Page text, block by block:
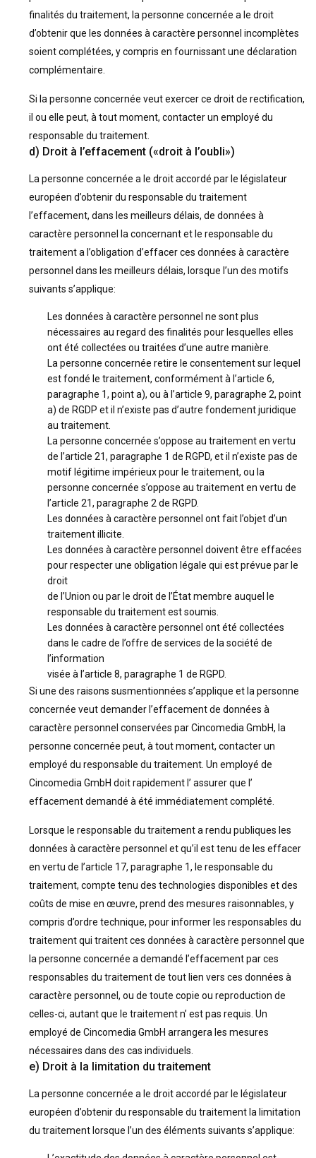
finalités du traitement, la personne concernée a le droit
d’obtenir que les données à caractère personnel incomplètes
soient complétées, y compris en fournissant une déclaration
complémentaire.
Si la personne concernée veut exercer ce droit de rectification,
il ou elle peut, à tout moment, contacter un employé du
responsable du traitement.
d) Droit à l’effacement («droit à l’oubli»)
La personne concernée a le droit accordé par le législateur
européen d’obtenir du responsable du traitement
l’effacement, dans les meilleurs délais, de données à
caractère personnel la concernant et le responsable du
traitement a l’obligation d’effacer ces données à caractère
personnel dans les meilleurs délais, lorsque l’un des motifs
suivants s’applique:
Les données à caractère personnel ne sont plus
nécessaires au regard des finalités pour lesquelles elles
ont été collectées ou traitées d’une autre manière.
La personne concernée retire le consentement sur lequel
est fondé le traitement, conformément à l’article 6,
paragraphe 1, point a), ou à l’article 9, paragraphe 2, point
a) de RGDP et il n’existe pas d’autre fondement juridique
au traitement.
La personne concernée s’oppose au traitement en vertu
de l’article 21, paragraphe 1 de RGPD, et il n’existe pas de
motif légitime impérieux pour le traitement, ou la
personne concernée s’oppose au traitement en vertu de
l’article 21, paragraphe 2 de RGPD.
Les données à caractère personnel ont fait l’objet d’un
traitement illicite.
Les données à caractère personnel doivent être effacées
pour respecter une obligation légale qui est prévue par le
droit
de l’Union ou par le droit de l’État membre auquel le
responsable du traitement est soumis.
Les données à caractère personnel ont été collectées
dans le cadre de l’offre de services de la société de
l’information
visée à l’article 8, paragraphe 1 de RGPD.
Si une des raisons susmentionnées s’applique et la personne
concernée veut demander l’effacement de données à
caractère personnel conservées par Cincomedia GmbH, la
personne concernée peut, à tout moment, contacter un
employé du responsable du traitement. Un employé de
Cincomedia GmbH doit rapidement l’ assurer que l’
effacement demandé à été immédiatement complété.
Lorsque le responsable du traitement a rendu publiques les
données à caractère personnel et qu’il est tenu de les effacer
en vertu de l’article 17, paragraphe 1, le responsable du
traitement, compte tenu des technologies disponibles et des
coûts de mise en œuvre, prend des mesures raisonnables, y
compris d’ordre technique, pour informer les responsables du
traitement qui traitent ces données à caractère personnel que
la personne concernée a demandé l’effacement par ces
responsables du traitement de tout lien vers ces données à
caractère personnel, ou de toute copie ou reproduction de
celles-ci, autant que le traitement n’ est pas requis. Un
employé de Cincomedia GmbH arrangera les mesures
nécessaires dans des cas individuels.
e) Droit à la limitation du traitement
La personne concernée a le droit accordé par le législateur
européen d’obtenir du responsable du traitement la limitation
du traitement lorsque l’un des éléments suivants s’applique: